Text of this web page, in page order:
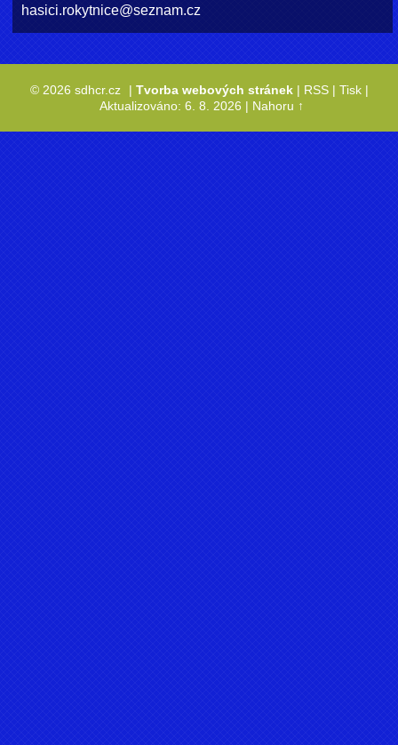
hasici.rokytnice@seznam.cz
© 2026 sdhcr.cz | Tvorba webových stránek| RSS| Tisk|
Aktualizováno: 6. 8. 2026 | Nahoru ↑